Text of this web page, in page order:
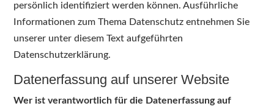
persönlich identifiziert werden können. Ausführliche
Informationen zum Thema Datenschutz entnehmen Sie
unserer unter diesem Text aufgeführten
Datenschutzerklärung.
Datenerfassung auf unserer Website
Wer ist verantwortlich für die Datenerfassung auf